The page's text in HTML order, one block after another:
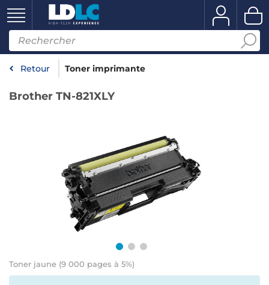
Retour Toner imprimante
Brother TN-821XLY
Toner jaune (9 000 pages à 5%)